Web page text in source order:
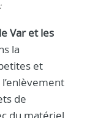
Var et les
la
et
de
du matériel